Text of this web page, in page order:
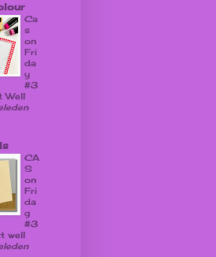
Ca
s
on
Fri
da
y
#3
Well
CA
S
on
Fri
da
g
#3
well